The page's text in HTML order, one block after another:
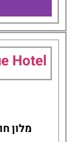
Hotel
מלון